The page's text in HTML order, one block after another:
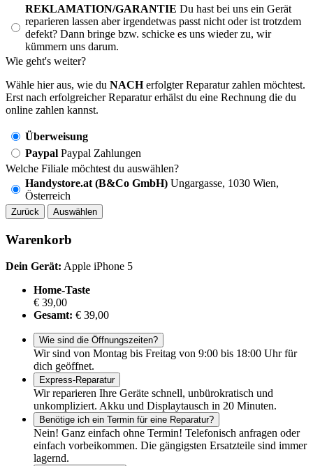
REKLAMATION/GARANTIE Du hast bei uns ein Gerät
reparieren lassen aber irgendetwas passt nicht oder ist trotzdem
defekt? Dann bringe bzw. schicke es uns wieder zu, wir
kümmern uns darum.
Wie geht's weiter?
Wähle hier aus, wie du NACHerfolgter Reparatur zahlen möchtest.
Erst nach erfolgreicher Reparatur erhälst du eine Rechnung die du
online zahlen kannst.
Überweisung
Paypal Paypal Zahlungen
Welche Filiale möchtest du auswählen?
Handystore.at (B&Co GmbH) Ungargasse, 1030 Wien,
Österreich
Zurück Auswählen
Warenkorb
Dein Gerät: Apple iPhone 5
Home-Taste
€ 39,00
Gesamt: € 39,00
Wie sind die Öffnungszeiten?
Wir sind von Montag bis Freitag von 9:00 bis 18:00 Uhr für
dich geöffnet.
Express-Reparatur
Wir reparieren Ihre Geräte schnell, unbürokratisch und
unkompliziert. Akku und Displaytausch in 20 Minuten.
Benötige ich ein Termin für eine Reparatur?
Nein! Ganz einfach ohne Termin! Telefonisch anfragen oder
einfach vorbeikommen. Die gängigsten Ersatzteile sind immer
lagernd.